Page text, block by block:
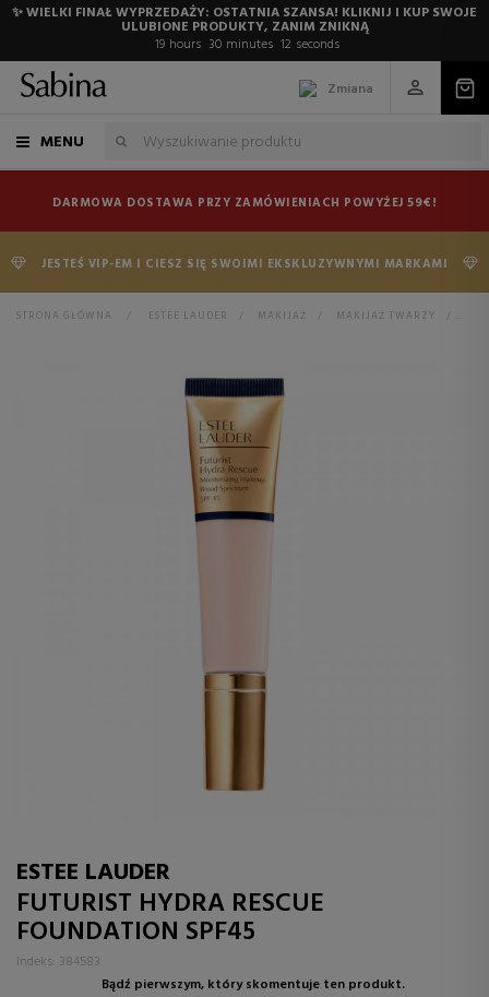
✨ WIELKI FINAŁ WYPRZEDAŻY: OSTATNIA SZANSA! KLIKNIJ I KUP SWOJE
ULUBIONE PRODUKTY, ZANIM ZNIKNĄ
19 hours 30 minutes 11 seconds
Zmiana
MENU
DARMOWA DOSTAWA PRZY ZAMÓWIENIACH POWYŻEJ 59€!
JESTEŚ VIP-EM I CIESZ SIĘ SWOIMI EKSKLUZYWNYMI MARKAMI
STRONA GŁÓWNA > ESTEE LAUDER > MAKIJAŻ > MAKIJAŻ TWARZY >
ESTEE LAUDER
FUTURIST HYDRA RESCUE
FOUNDATION SPF45
Indeks: 384583
Bądź pierwszym, który skomentuje ten produkt.